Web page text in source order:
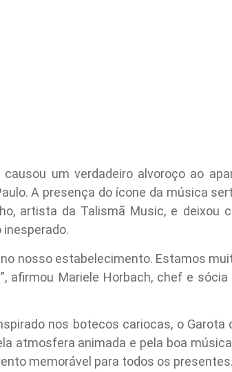
um verdadeiro alvoroço ao
A presença do ícone da música
artista da Talismã Music, e deixou
nosso estabelecimento. Estamos
afirmou Mariele Horbach, chef e
nos botecos cariocas, o Garota
atmosfera animada e pela boa
memorável para todos os presentes.